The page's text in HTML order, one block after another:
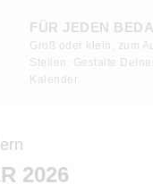
FÜR JEDEN
Groß oder klein, zum
Stellen: Gestalte
Kalender.
2026